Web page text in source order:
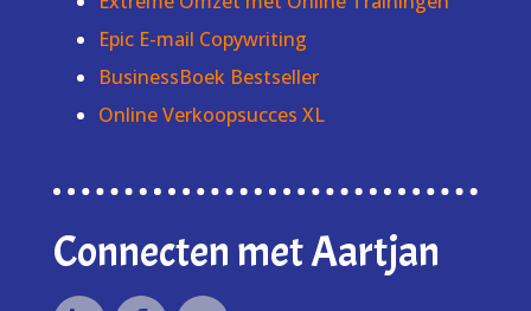
Epic E-mail Copywriting
BusinessBoek Bestseller
Online Verkoopsucces XL
Connecten met Aartjan